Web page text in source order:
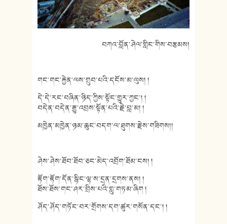
བཀའ་བློན་ཤེལ་གླིང་གིས་བརྩམས།
གང་གང་རྐྱེན་ལས་གྲུབ་པའི་དངོས་མ་ལུས། །
དེ་དེ་རང་བཞིན་ཉིད་ཀྱིས་སྟོང་གྱུར་ཀྱང་། །
བདེན་བདེན་རྒྱུ་འབྲས་སྟོན་པའི་རྗེ་བླ་མ། །
མཁྱེན་མཁྱེན་ཉམ་ཆུང་བདག་ལ་ཐུགས་རྗེས་གཟིགས།།
ཤེས་ཤེས་ཐོབ་ཐོབ་ཅང་མེད་འབྲོག་ཐོམ་ངས། །
རྟོག་རྟོག་དོན་སྙིང་ལྷ་ས་དྲན་དྲགས་ནས། །
ཐོས་ཐོས་གང་ཤར་བྲིས་པའི་གླུ་གཏམ་ཞིག །
ཤོད་ཤོད་གཏོང་བར་གྲོགས་དག་ཚུར་གསོན་དང་། །